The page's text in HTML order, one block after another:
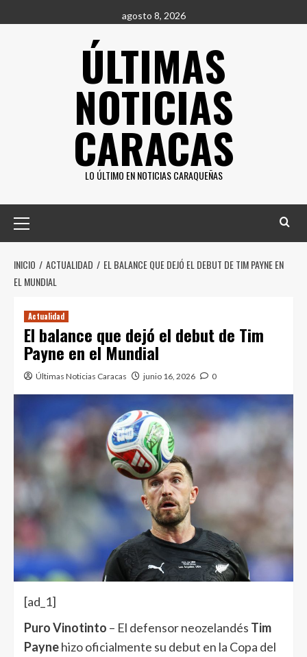
al
agosto 8, 2026
ÚLTIMAS
NOTICIAS
CARACAS
LO ÚLTIMO EN NOTICIAS CARAQUEÑAS
principal
INICIO ACTUALIDAD
EL BALANCE QUE DEJÓ EL DEBUT DE TIM PAYNE EN
EL MUNDIAL
Actualidad
El balance que dejó el debut de Tim
Payne en el Mundial
Últimas Noticias Caracas junio 16, 2026 0
[ad_1]
Puro Vinotinto – El defensor neozelandés Tim
Paynehizo oficialmente su debut en la Copa del